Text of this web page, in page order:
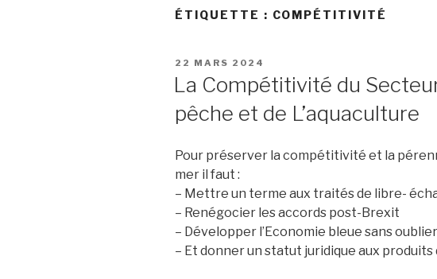
ÉTIQUETTE : COMPÉTITIVITÉ
PUBLIÉ
LE
22 MARS 2024
La Compétitivité du
pêche et de L’aquaculture
Pour préserver la compétitivité et la
mer il faut :
– Mettre un terme aux traités de libre-
– Renégocier les accords post-Brexit
– Développer l’Economie bleue sans
– ⁠Et donner un statut juridique aux produits